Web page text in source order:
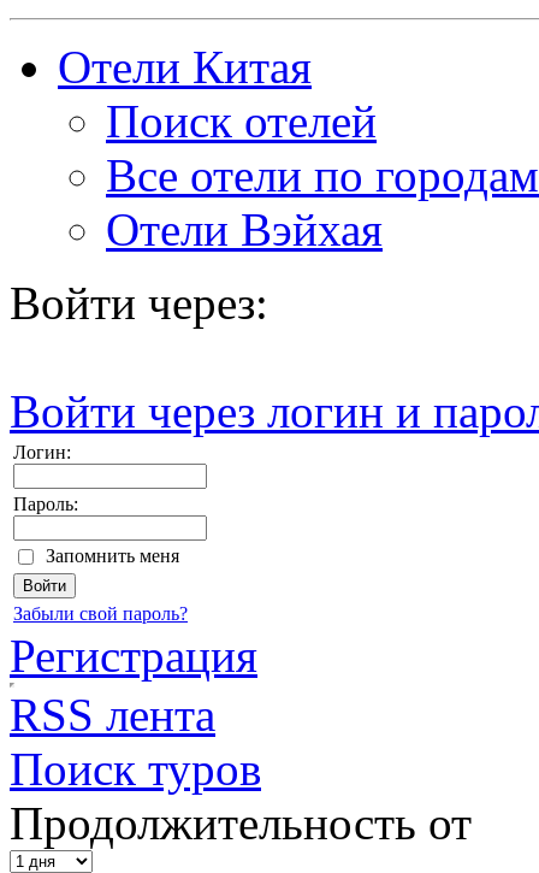
Отели Китая
Поиск отелей
Все отели по городам
Отели Вэйхая
Войти через:
Войти через логин и
Логин:
Пароль:
Запомнить меня
Забыли свой пароль?
Регистрация
RSS лента
Поиск туров
Продолжительность от